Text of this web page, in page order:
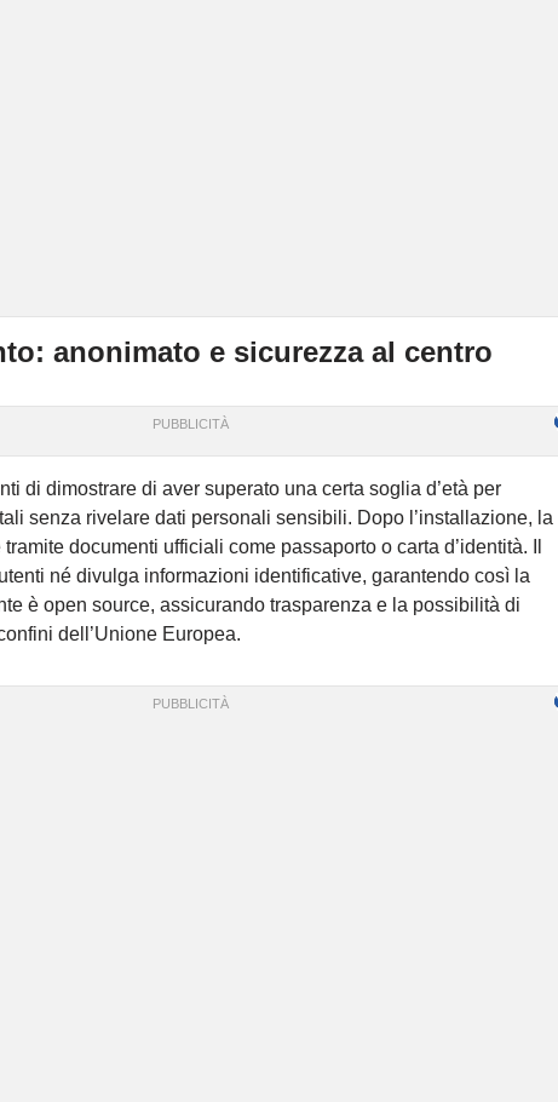
anonimato e sicurezza al centro
di dimostrare di aver superato una certa soglia d’età per
senza rivelare dati personali sensibili. Dopo l’installazione, la
documenti ufficiali come passaporto o carta d’identità. Il
né divulga informazioni identificative, garantendo così la
è open source, assicurando trasparenza e la possibilità di
dell’Unione Europea.